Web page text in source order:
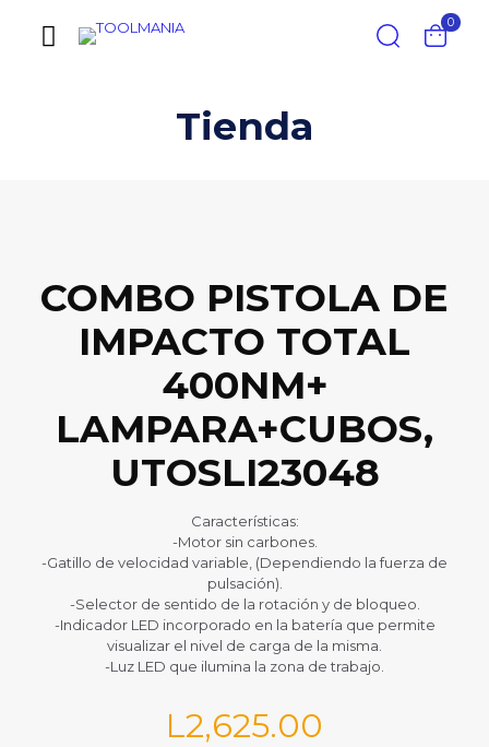
0
Tienda
COMBO PISTOLA DE
IMPACTO TOTAL
400NM+
LAMPARA+CUBOS,
UTOSLI23048
Características:
-Motor sin carbones.
-Gatillo de velocidad variable, (Dependiendo la fuerza de
pulsación).
-Selector de sentido de la rotación y de bloqueo.
-Indicador LED incorporado en la batería que permite
visualizar el nivel de carga de la misma.
-Luz LED que ilumina la zona de trabajo.
L2,625.00